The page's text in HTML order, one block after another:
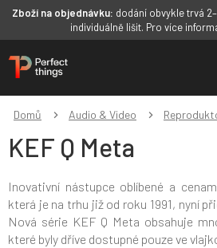
Zboží na objednávku: dodání obvykle trvá
individuálně lišit. Pro více
na
obsah
Domů Audio & Video
KEF Q Meta
Inovativní nástupce oblíbené a
která je na trhu již od roku 1991, nyní
Nová série KEF Q Meta obsahuje
které byly dříve dostupné pouze ve